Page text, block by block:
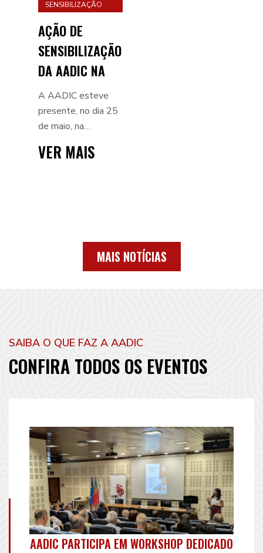
SENSIBILIZAÇÃO
AÇÃO DE
SENSIBILIZAÇÃO
DA AADIC NA
VENDA DO
PINHEIRO
A AADIC esteve
presente, no dia 25
de maio, na
Santa Casa da
VER MAIS
MAIS NOTÍCIAS
SAIBA O QUE FAZ A AADIC
CONFIRA TODOS OS EVENTOS
AADIC PARTICIPA EM WORKSHOP DEDICADO